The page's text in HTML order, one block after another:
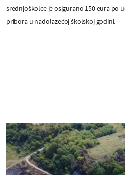
srednjoškolce je osigurano 150 eura po
pribora u nadolazećoj školskoj godini.